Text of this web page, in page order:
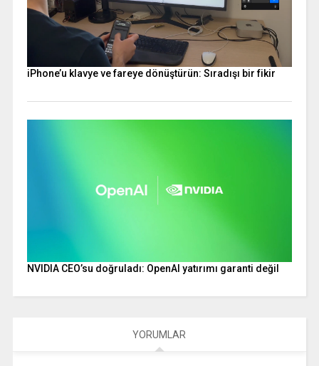
iPhone’u klavye ve fareye dönüştürün: Sıradışı bir fikir
NVIDIA CEO’su doğruladı: OpenAI yatırımı garanti değil
YORUMLAR